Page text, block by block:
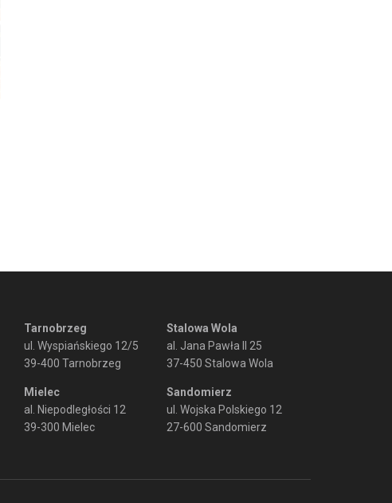
Tarnobrzeg
ul. Wyspiańskiego 12/5
39-400 Tarnobrzeg
Mielec
al. Niepodległości 12
39-300 Mielec
Stalowa Wola
al. Jana Pawła II 25
37-450 Stalowa Wola
Sandomierz
ul. Wojska Polskiego 12
27-600 Sandomierz